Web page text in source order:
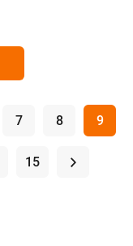
7 8 9
15 .